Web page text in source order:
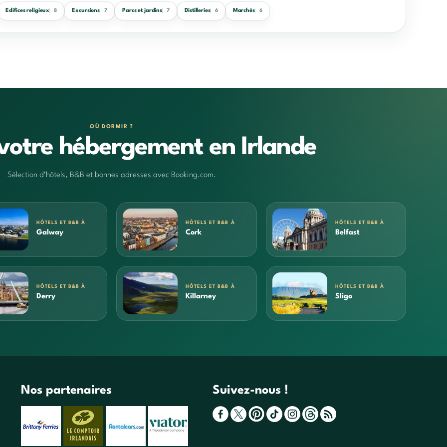
Edifices religieux 8 Excursions 7 Parcs et jardins 7 Distilleries 6 Marchés 6
OÙ DORMIR ?
hébergement en Irlande
Sélection d’hôtels, B&B et bonnes adresses avec Booking.com.
HÔTELS ET B&B À
Galway
HÔTELS ET B&B À
Cork
HÔTELS ET B&B À
Belfast
HÔTELS ET B&B À
Derry
HÔTELS ET B&B À
Killarney
HÔTELS ET B&B À
Sligo
Nos partenaires Suivez-nous !